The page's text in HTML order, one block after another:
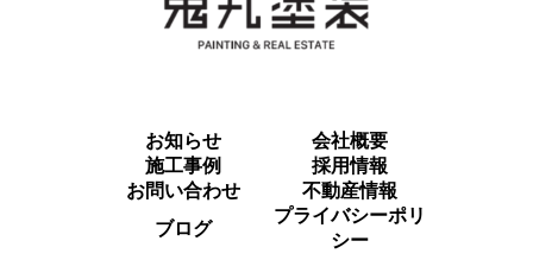
お知らせ
会社概要
施工事例
採用情報
お問い合わせ
不動産情報
ブログ
プライバシーポリ
シー